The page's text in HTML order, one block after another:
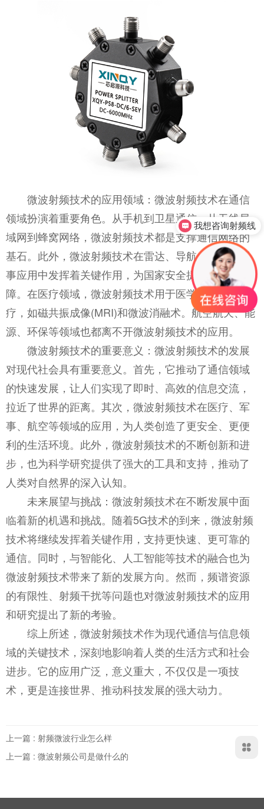
微波射频技术的应用领域：微波射频技术在通信
领域扮演着重要角色。从手机到卫星通信，从无线局
域网到蜂窝网络，微波射频技术都是支撑通信网络的
基石。此外，微波射频技术在雷达、导航、遥感等军
事应用中发挥着关键作用，为国家安全提供坚实保
障。在医疗领域，微波射频技术用于医学成像和治
疗，如磁共振成像(MRI)和微波消融术。航空航天、能
源、环保等领域也都离不开微波射频技术的应用。
微波射频技术的重要意义：微波射频技术的发展
对现代社会具有重要意义。首先，它推动了通信领域
的快速发展，让人们实现了即时、高效的信息交流，
拉近了世界的距离。其次，微波射频技术在医疗、军
事、航空等领域的应用，为人类创造了更安全、更便
利的生活环境。此外，微波射频技术的不断创新和进
步，也为科学研究提供了强大的工具和支持，推动了
人类对自然界的深入认知。
未来展望与挑战：微波射频技术在不断发展中面
临着新的机遇和挑战。随着5G技术的到来，微波射频
技术将继续发挥着关键作用，支持更快速、更可靠的
通信。同时，与智能化、人工智能等技术的融合也为
微波射频技术带来了新的发展方向。然而，频谱资源
的有限性、射频干扰等问题也对微波射频技术的应用
和研究提出了新的考验。
综上所述，微波射频技术作为现代通信与信息领
域的关键技术，深刻地影响着人类的生活方式和社会
进步。它的应用广泛，意义重大，不仅仅是一项技
术，更是连接世界、推动科技发展的强大动力。
上一篇 : 射频微波行业怎么样
上一篇 : 微波射频公司是做什么的
我想咨询射频线